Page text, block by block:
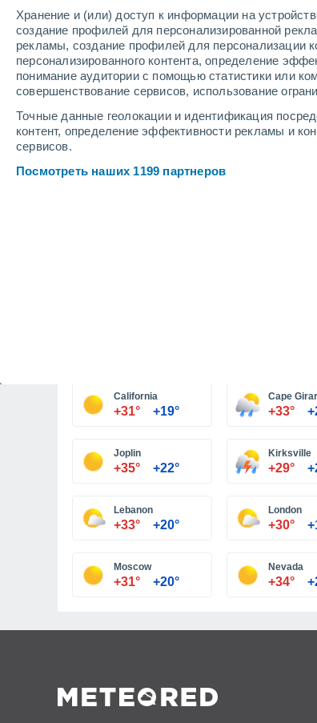
Хранение и (или) доступ к информации на
создание профилей для персонализированной
рекламы, создание профилей для персонализации
персонализированного контента, определение
понимание аудитории с помощью статистики или
совершенствование сервисов, использование
Точные данные геолокации и идентификация
контент, определение эффективности рекламы и
сервисов.
Посмотреть наших 1199 партнеров
California
+31° +19°
Cape
+33°
Joplin
+35° +22°
Kirksville
+29°
Lebanon
+33° +20°
London
+30°
Moscow
+31° +20°
Nevada
+34°